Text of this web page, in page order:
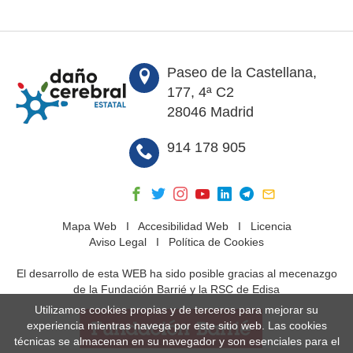
Paseo de la Castellana,
177, 4ª C2
28046 Madrid
914 178 905
Mapa WebI Accesibilidad WebI Licencia
Aviso Legal I Política de Cookies
El desarrollo de esta WEB ha sido posible gracias al mecenazgo
de la Fundación Barrié y la RSC de Edisa
Utilizamos cookies propias y de terceros para mejorar su
experiencia mientras navega por este sitio web. Las cookies
técnicas se almacenan en su navegador y son esenciales para el